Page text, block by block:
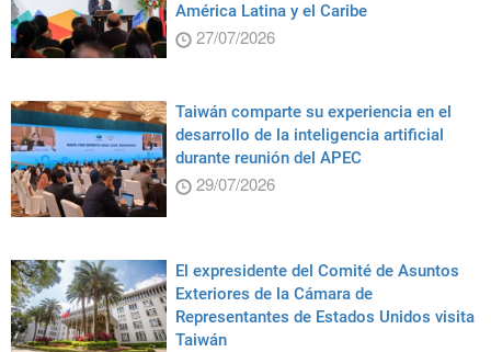
América Latina y el Caribe
27/07/2026
Taiwán comparte su experiencia en el
desarrollo de la inteligencia artificial
durante reunión del APEC
29/07/2026
El expresidente del Comité de Asuntos
Exteriores de la Cámara de
Representantes de Estados Unidos visita
Taiwán